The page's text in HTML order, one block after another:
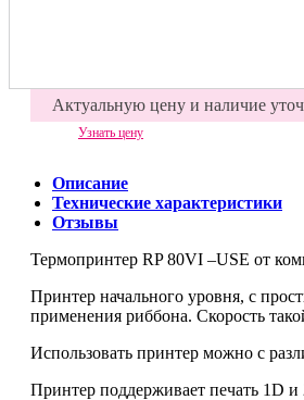
Актуальную цену и наличие
Узнать цену
Описание
Технические характеристики
Отзывы
Термопринтер RP 80VI –USE от
Принтер начального уровня, с
применения риббона. Скорость
Использовать принтер можно с
Принтер поддерживает печать 1D